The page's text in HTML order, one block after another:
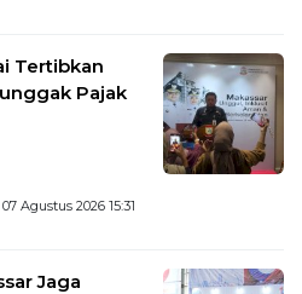
Tertibkan
Pajak
Agustus 2026 15:31
Jaga